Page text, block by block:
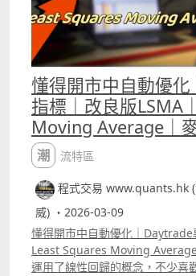
懂得開市中自動優
指標｜改良版LSMA
Moving Average｜
潮流特區
程式交易 www.quants.hk
威) ・2026-03-09
懂得開市中自動優化｜Daytrade
Least Squares Moving
運用了線性回歸的概念，不少喜